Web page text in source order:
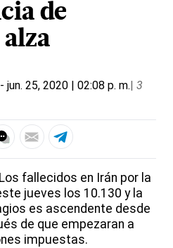
de
- jun. 25, 2020 | 02:08 p. m.| 3
fallecidos en Irán por la
jueves los 10.130 y la
es ascendente desde
de que empezaran a
impuestas.